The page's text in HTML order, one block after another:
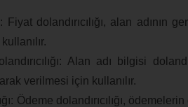
Fiyat dolandırıcılığı, alan
Alan adı bilgisi
verilmesi için kullanılır.
Ödeme dolandırıcılığı,